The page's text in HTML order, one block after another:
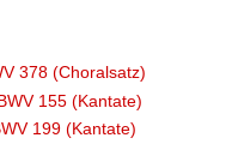
378 (Choralsatz)
155 (Kantate)
199 (Kantate)